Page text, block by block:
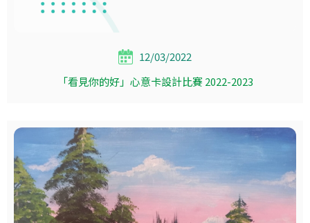
12/03/2022
「看見你的好」心意卡設計比賽 2022-2023